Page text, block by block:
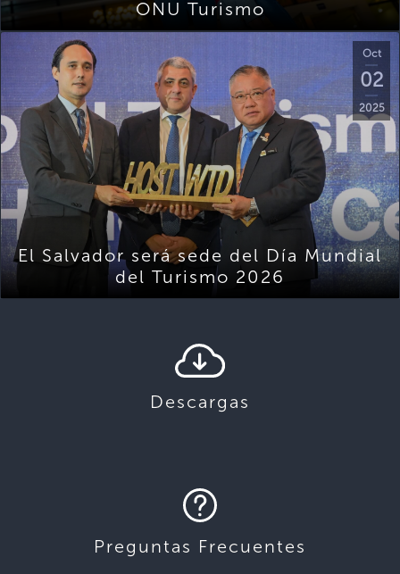
ONU Turismo
Oct
02
2025
El Salvador será sede del Día Mundial
del Turismo 2026
Descargas
Preguntas Frecuentes